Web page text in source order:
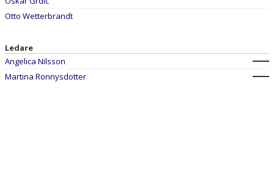
Otto Wetterbrandt
Ledare
Angelica Nilsson
Martina Ronnysdotter